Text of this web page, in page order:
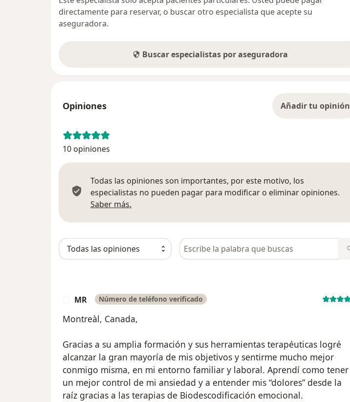
directamente para reservar, o buscar otro especialista que acepte su
aseguradora.
Buscar especialistas por aseguradora
Opiniones Añadir tu opinión
10 opiniones
Todas las opiniones son importantes, por este motivo, los
especialistas no pueden pagar para modificar o eliminar opiniones.
Saber más.
Busca en opiniones
MR Número de teléfono verificado
Montreàl, Canada,
Gracias a su amplia formación y sus herramientas terapéuticas logré
alcanzar la gran mayoría de mis objetivos y sentirme mucho mejor
conmigo misma, en mi entorno familiar y laboral. Aprendí como tener
un mejor control de mi ansiedad y a entender mis “dolores” desde la
raíz gracias a las terapias de Biodescodificación emocional.